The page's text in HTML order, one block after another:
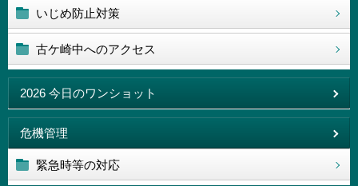
いじめ防止対策
古ケ崎中へのアクセス
2026 今日のワンショット
危機管理
緊急時等の対応